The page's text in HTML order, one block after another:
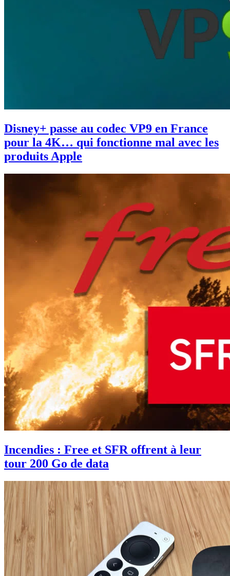
Disney+ passe au codec VP9 en France
pour la 4K… qui fonctionne mal avec les
produits Apple
Incendies : Free et SFR offrent à leur
tour 200 Go de data